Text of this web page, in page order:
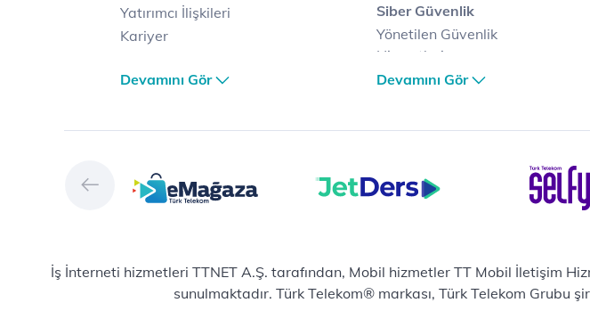
Yatırımcı İlişkileri
Kariyer
Dağıtım
Hizmet Kalitesi Raporları
Vizyon & Değerlerimiz
Devamını Gör
Siber Güvenlik
Yönetilen Güvenlik
Hizmetleri
Siber Güvenlik Merkezi
Sanal Veri Merkezi
E-posta
Devamını Gör
İş İnterneti hizmetleri TTNET A.Ş. tarafından, Mobil hizmetler TT Mobil İletişim
sunulmaktadır. Türk Telekom® markası, Türk Telekom Grubu